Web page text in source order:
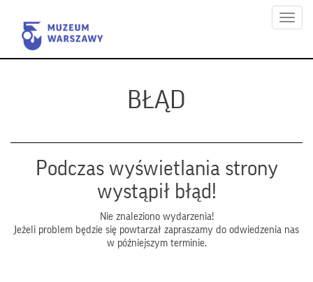
Menu
BŁĄD
Podczas wyświetlania strony
wystąpił błąd!
Nie znaleziono wydarzenia!
Jeżeli problem będzie się powtarzał zapraszamy do odwiedzenia nas
w późniejszym terminie.